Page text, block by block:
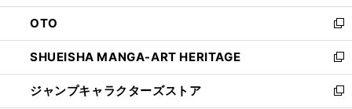
ウ
で
開
く
ン
ド
ウ
で
開
く
OTO
新
し
い
ウ
ィ
SHUEISHA MANGA-ART HERITAGE
新
し
い
ジャンプキャラクターズストア
新